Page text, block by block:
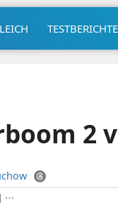
TESTBERICHTE
⋯